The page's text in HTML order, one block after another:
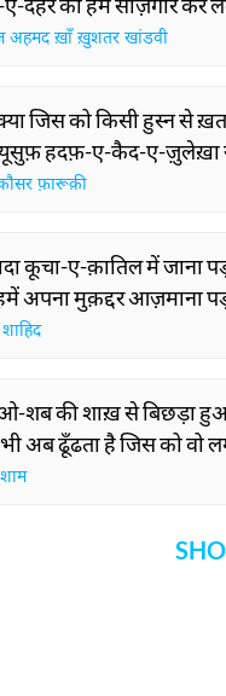
अहमद ख़ाँ ख़ुशतर खांडवी
जिस को किसी हुस्न से
हदफ़-ए-कैद-ए-
फ़ारूक़ी
कूचा-ए-क़ातिल में जाना
अपना मुक़द्दर आज़माना
शब की शाख़ से बिछड़ा हुआ
अब ढूँढता है जिस को वो